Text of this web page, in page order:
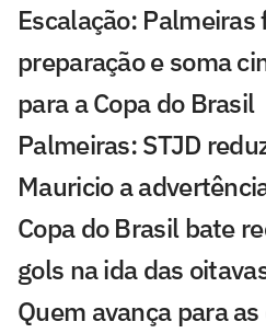
Escalação: Palmeiras
preparação e soma
para a Copa do Brasil
Palmeiras: STJD
Mauricio a
Copa do Brasil bate
gols na ida das
Quem avança para